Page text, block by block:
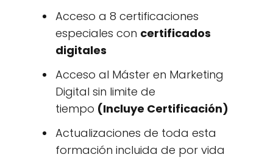
Acceso a 8 certificaciones
especiales con certificados
digitales
Acceso al Máster en Marketing
Digital sin limite de
tiempo (Incluye Certificación)
Actualizaciones de toda esta
formación incluida de por vida